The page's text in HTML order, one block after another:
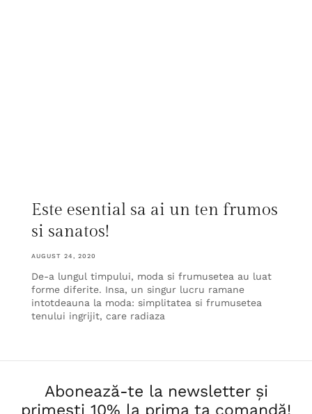
Este esential sa ai un ten frumos
si sanatos!
AUGUST 24, 2020
De-a lungul timpului, moda si frumusetea au luat
forme diferite. Insa, un singur lucru ramane
intotdeauna la moda: simplitatea si frumusetea
tenului ingrijit, care radiaza
Abonează-te la newsletter și
primești 10% la prima ta comandă!